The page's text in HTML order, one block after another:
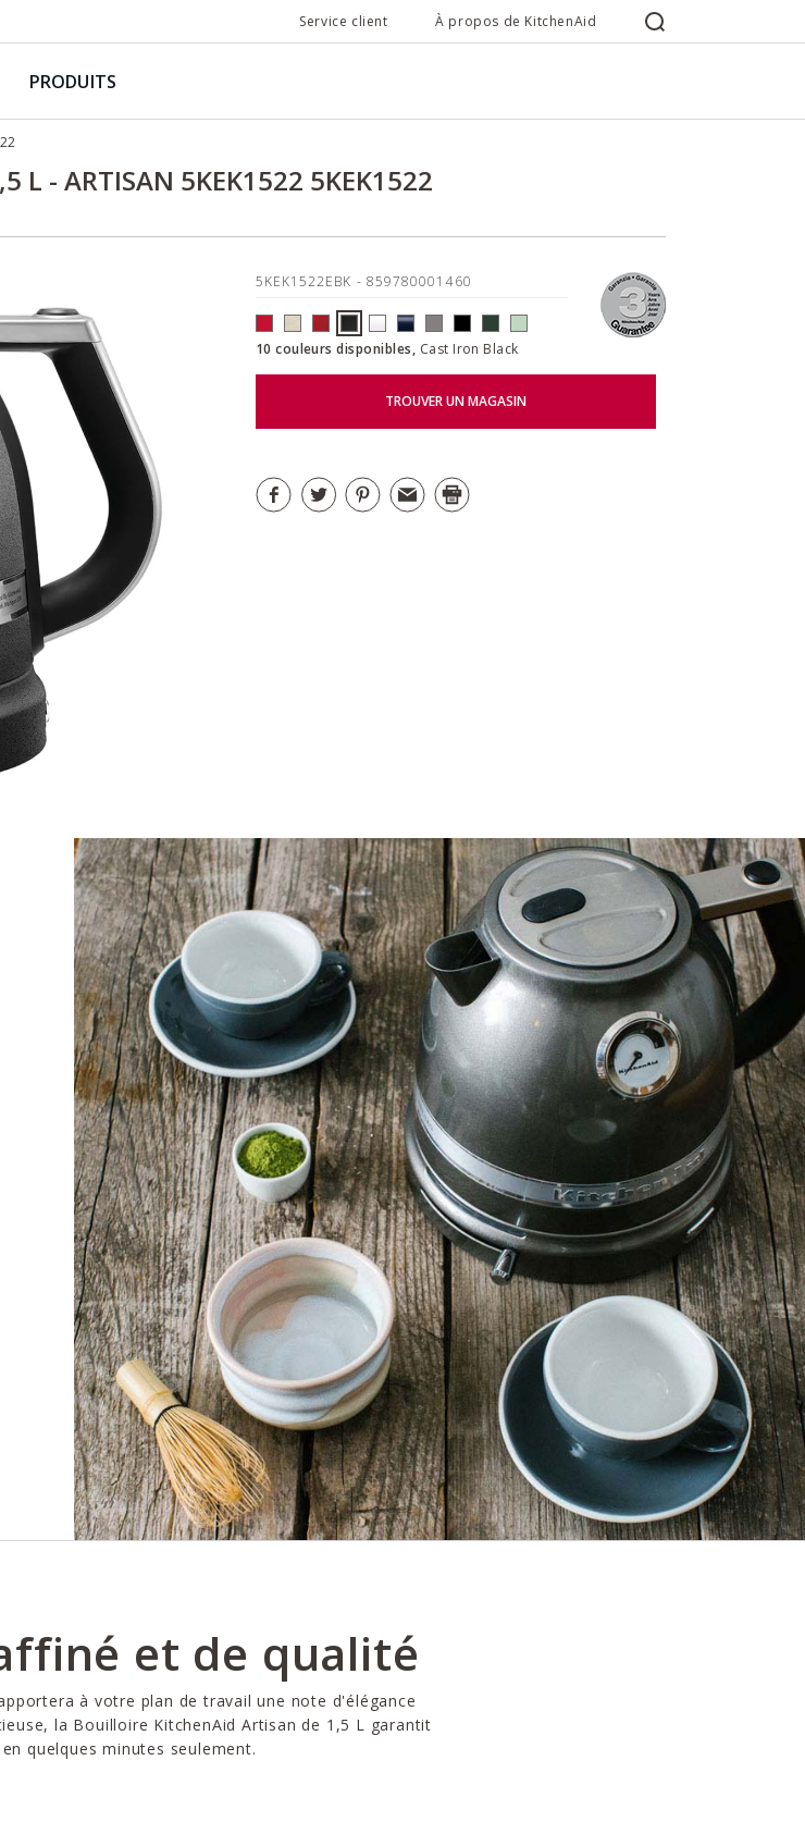
Service client À propos de KitchenAid
PRODUITS
L - ARTISAN 5KEK1522 5KEK1522
5KEK1522EBK - 859780001460
10 couleurs disponibles, Cast Iron Black
TROUVER UN MAGASIN
et de qualité
à votre plan de travail une note d'élégance
la Bouilloire KitchenAid Artisan de 1,5 L garantit
quelques minutes seulement.